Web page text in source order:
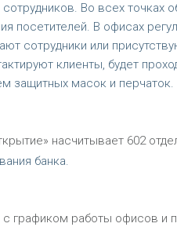
сотрудников. Во всех точках
посетителей. В офисах
сотрудники или
клиенты, будет
защитных масок и перчаток.
насчитывает 602
банка.
с графиком работы офисов и